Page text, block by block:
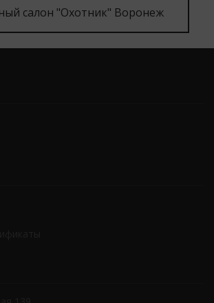
салон "Охотник" Воронеж